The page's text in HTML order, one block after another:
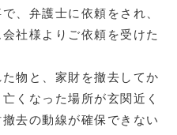
、弁護士に依頼をされ、
社様よりご依頼を受けた
物と、家財を撤去してか
くなった場所が玄関近く
去の動線が確保できない